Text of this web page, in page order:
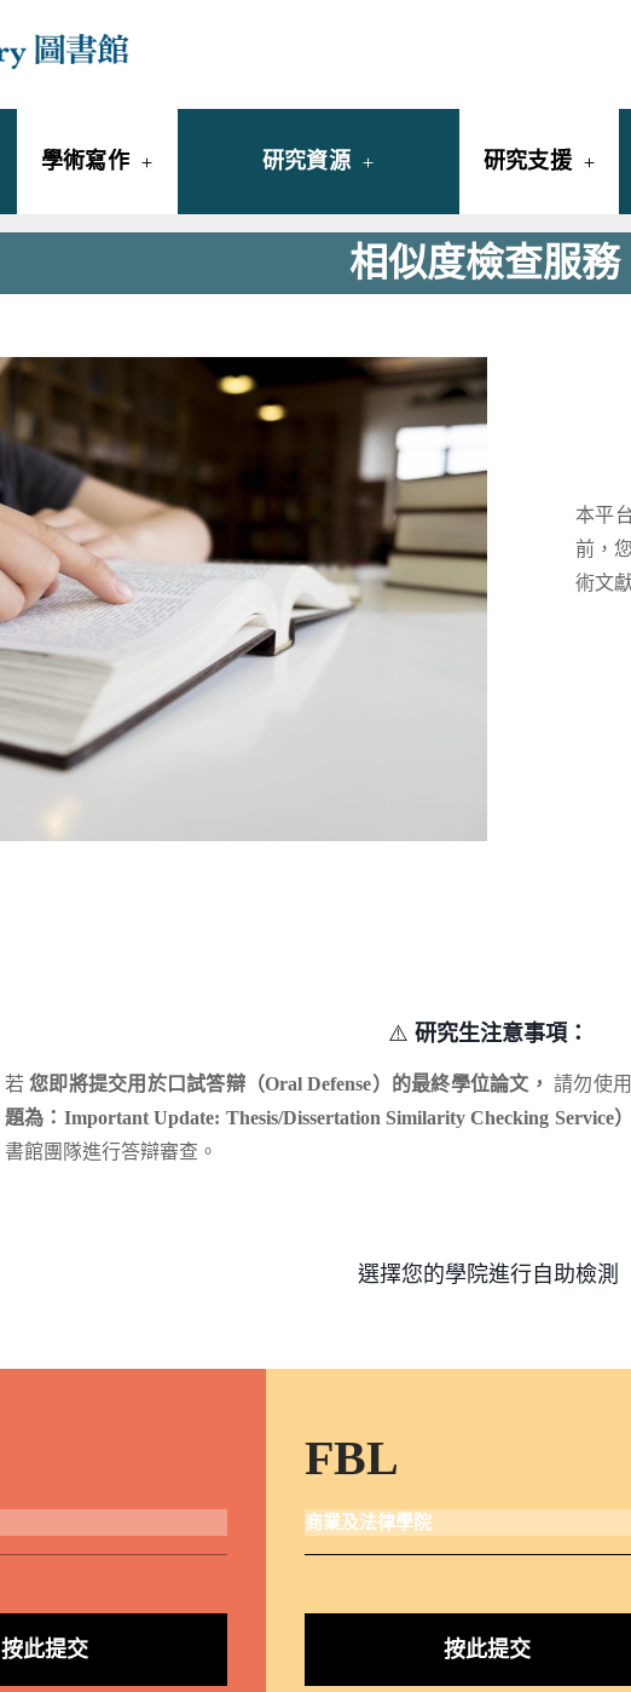
學術寫作 研究資源 研究支援
相似度檢查服務
本平
前，
術文
⚠️ 研究生注意事項：
若您即將提交用於口試答辯（Oral Defense）的最終學位論文， 請勿使
題為：Important Update: Thesis/Dissertation Similarity Checking Service
書館團隊進行答辯審查。
選擇您的學院進行自助檢測
按此提交
FBL
商業及法律學院
按此提交